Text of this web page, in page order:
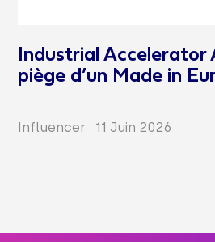
Industrial Accelerator
piège d’un Made in
Influencer · 11 Juin 2026